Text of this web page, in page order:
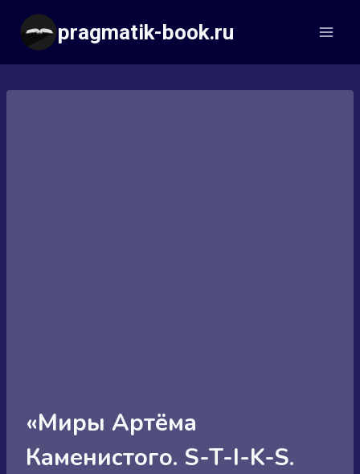
Перейти
содержимому
pragmatik-book.ru
«Миры Артёма
Каменистого. S-T-I-K-S.